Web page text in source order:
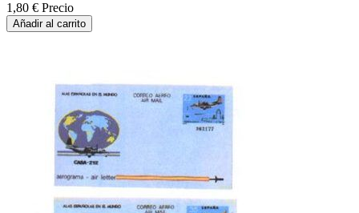
1,80 € Precio
Añadir al carrito